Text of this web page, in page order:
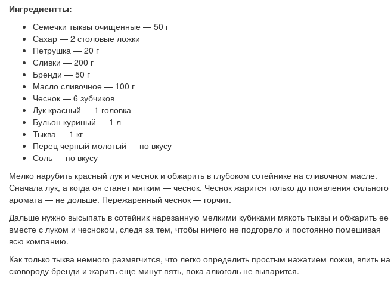
Ингредиентты:
Семечки тыквы очищенные — 50 г
Сахар — 2 столовые ложки
Петрушка — 20 г
Сливки — 200 г
Бренди — 50 г
Масло сливочное — 100 г
Чеснок — 6 зубчиков
Лук красный — 1 головка
Бульон куриный — 1 л
Тыква — 1 кг
Перец черный молотый — по вкусу
Соль — по вкусу
Мелко нарубить красный лук и чеснок и обжарить в глубоком сотейнике на сливочном масле.
Сначала лук, а когда он станет мягким — чеснок. Чеснок жарится только до появления сильного
аромата — не дольше. Пережаренный чеснок — горчит.
Дальше нужно высыпать в сотейник нарезанную мелкими кубиками мякоть тыквы и обжарить ее
вместе с луком и чесноком, следя за тем, чтобы ничего не подгорело и постоянно помешивая
всю компанию.
Как только тыква немного размягчится, что легко определить простым нажатием ложки, влить на
сковороду бренди и жарить еще минут пять, пока алкоголь не выпарится.